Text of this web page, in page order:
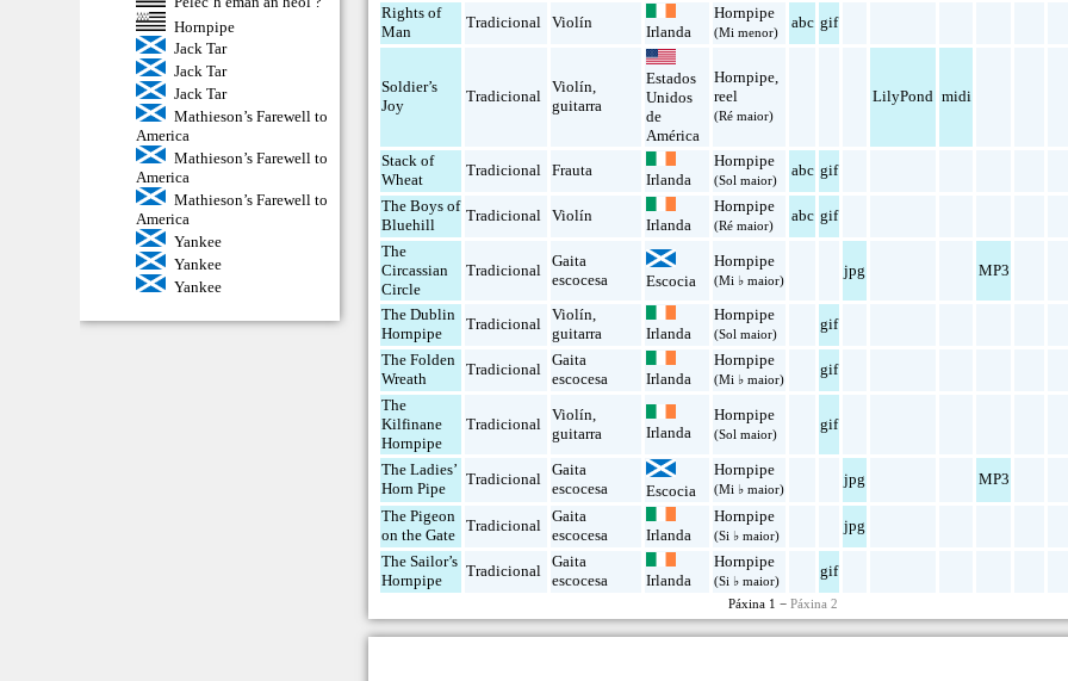
Hornpipe
Jack Tar
Jack Tar
Jack Tar
Mathieson’s Farewell to
America
Mathieson’s Farewell to
America
Mathieson’s Farewell to
America
Yankee
Yankee
Yankee
Rights of
Man
Tradicional Violín
Irlanda
Hornpipe
(Mi menor)
abc gif
Soldier’s
Joy
Tradicional
Violín
guitarra
Estados
Unidos
de
América
Hornpipe
reel
(Ré maior)
LilyPond midi
Stack of
Wheat
Tradicional Frauta
Irlanda
Hornpipe
(Sol maior)
abc gif
The Boys of
Bluehill
Tradicional Violín
Irlanda
Hornpipe
(Ré maior)
abc gif
The
Circassian
Circle
Tradicional
Gaita
escocesa
Escocia
Hornpipe
(Mi ♭ maior)
jpg MP3
The Dublin
Hornpipe
Tradicional
Violín
guitarra
Irlanda
Hornpipe
(Sol maior)
gif
The Folden
Wreath
Tradicional
Gaita
escocesa
Irlanda
Hornpipe
(Mi ♭ maior)
gif
The
Kilfinane
Hornpipe
Tradicional
Violín
guitarra
Irlanda
Hornpipe
(Sol maior)
gif
The Ladies’
Horn Pipe
Tradicional
Gaita
escocesa
Escocia
Hornpipe
(Mi ♭ maior)
jpg MP3
The Pigeon
on the Gate
Tradicional
Gaita
escocesa
Irlanda
Hornpipe
(Si ♭ maior)
jpg
The Sailor’s
Hornpipe
Tradicional
Gaita
escocesa
Irlanda
Hornpipe
(Si ♭ maior)
gif
Páxina 1 −Páxina 2